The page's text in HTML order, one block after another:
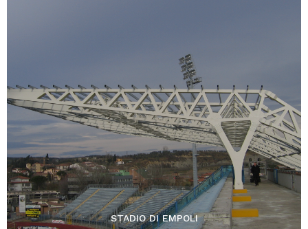
STADIO DI EMPOLI